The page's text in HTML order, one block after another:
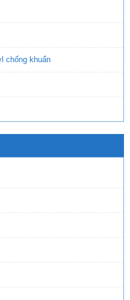
chống khuẩn